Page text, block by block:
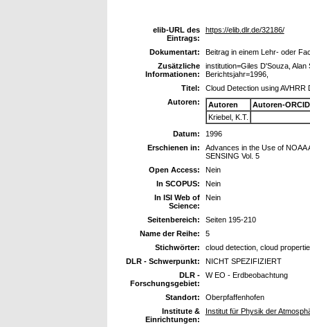
elib-URL des
Eintrags:
https://elib.dlr.de/32186/
Dokumentart:
Beitrag in einem Lehr- oder
Zusätzliche
Informationen:
institution=Giles D'Souza,
Berichtsjahr=1996,
Titel:
Cloud Detection using AVHRR
Autoren:
Autoren
Autoren-
Kriebel, K.T.
Datum:
1996
Erschienen in:
Advances in the Use of NOAA
SENSING Vol. 5
Open Access:
Nein
In SCOPUS:
Nein
In ISI Web of
Science:
Nein
Seitenbereich:
Seiten 195-210
Name der Reihe:
5
Stichwörter:
cloud detection, cloud
DLR - Schwerpunkt:
NICHT SPEZIFIZIERT
DLR -
Forschungsgebiet:
W EO - Erdbeobachtung
Standort:
Oberpfaffenhofen
Institute &
Einrichtungen:
Institut für Physik der